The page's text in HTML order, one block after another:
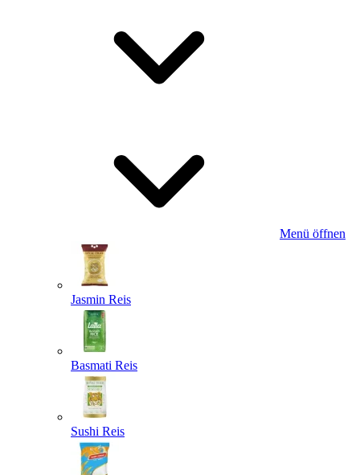
Menü öffnen
Jasmin Reis
Basmati Reis
Sushi Reis